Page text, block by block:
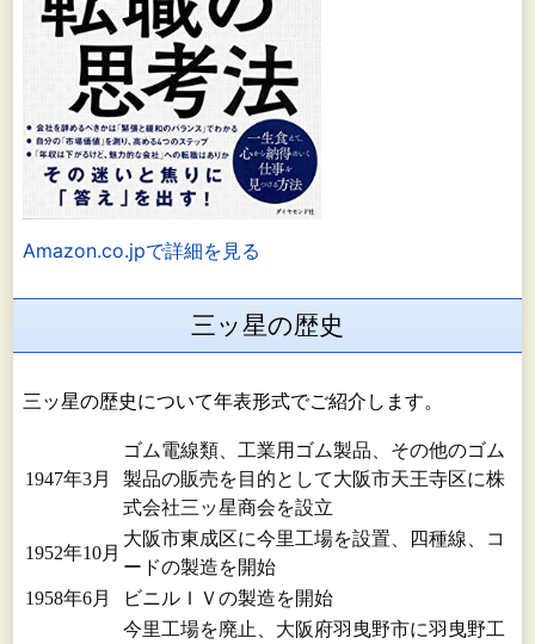
Amazon.co.jpで詳細を見る
三ッ星の歴史
三ッ星の歴史について年表形式でご紹介します。
1947年3月
ゴム電線類、工業用ゴム製品、その他のゴム
製品の販売を目的として大阪市天王寺区に株
式会社三ッ星商会を設立
1952年10月
大阪市東成区に今里工場を設置、四種線、コ
ードの製造を開始
1958年6月
ビニルＩＶの製造を開始
今里工場を廃止、大阪府羽曳野市に羽曳野工